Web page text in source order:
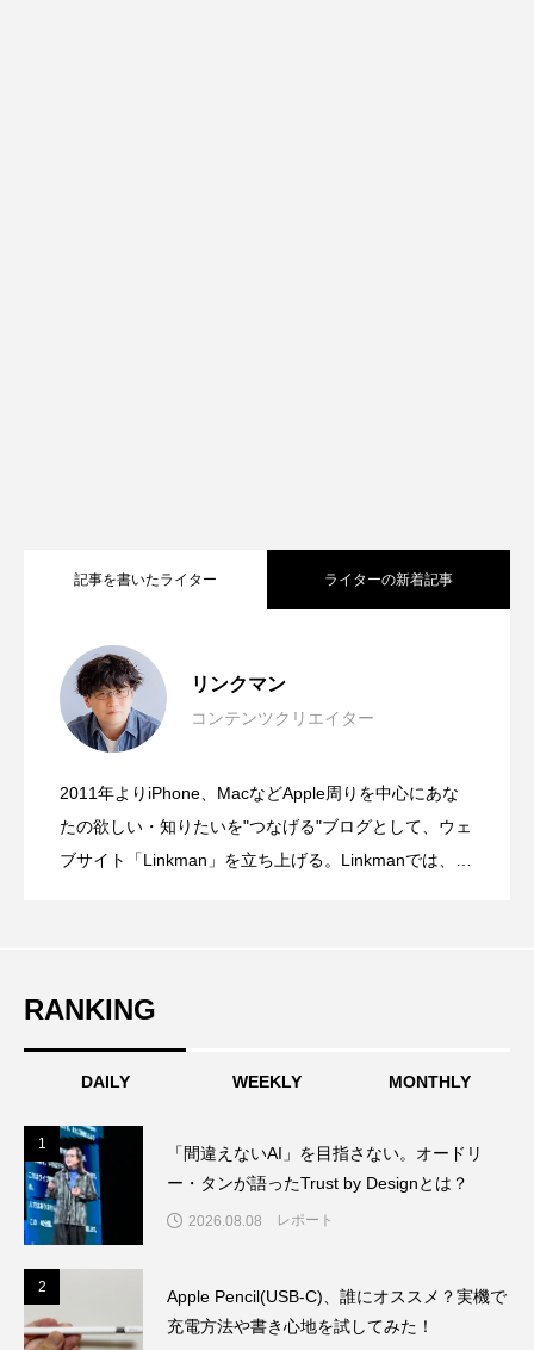
記事を書いたライター ライターの新着記事
リンクマン
コンテンツクリエイター
2011年よりiPhone、MacなどApple周りを中心にあな
たの欲しい・知りたいを"つなげる"ブログとして、ウェ
ブサイト「Linkman」を立ち上げる。Linkmanでは、主
に浦和レッズを愛する、東京出身の元・サッカー少
年。
2026.08.08
は？
2026.07.27
オープンキャンパスに1日限りの特別な
2026.07.09 発想の転換が面白い！紙にもiPadにも、
RANKING
DAILY WEEKLY MONTHLY
1
「間違えないAI」を目指さない。オードリ
ー・タンが語ったTrust by Designとは？
2026.08.08 レポート
2
Apple Pencil(USB-C)、誰にオススメ？実機で
充電方法や書き心地を試してみた！